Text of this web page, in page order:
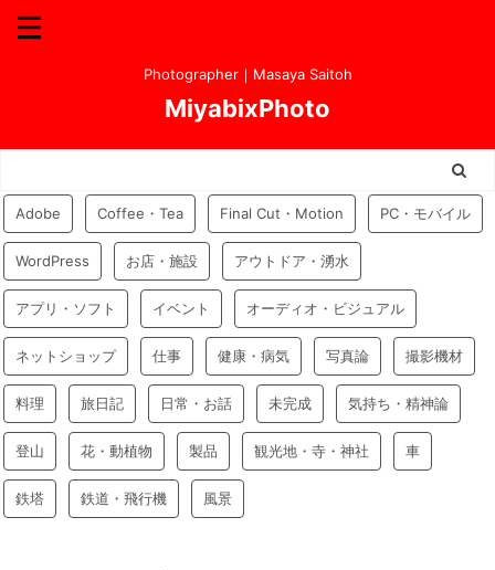
Photographer｜Masaya Saitoh
MiyabixPhoto
Adobe Coffee・Tea Final Cut・Motion PC・モバイル
WordPress お店・施設 アウトドア・湧水
アプリ・ソフト イベント オーディオ・ビジュアル
ネットショップ 仕事 健康・病気 写真論 撮影機材
料理 旅日記 日常・お話 未完成 気持ち・精神論
登山 花・動植物 製品 観光地・寺・神社 車
鉄塔 鉄道・飛行機 風景